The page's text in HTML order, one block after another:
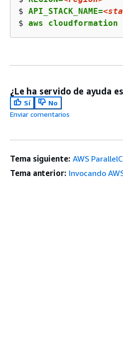
$ API_STACK_NAME=
$ aws
¿Le ha servido de ayuda
Sí
No
Enviar comentarios
Tema siguiente: AWS
Tema anterior: Invocando